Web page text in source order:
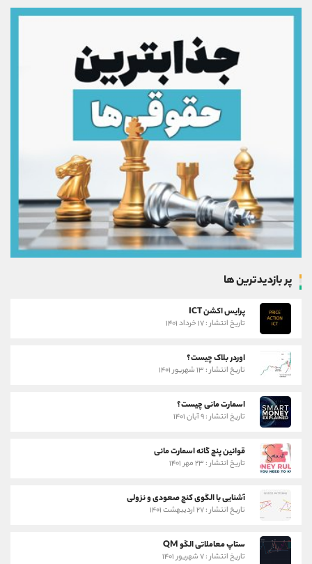
پر بازدیدترین ها
پرایس اکشن ICT
تاریخ انتشار : ۱۷ خرداد ۱۴۰۱
اوردر بلاک چیست؟
تاریخ انتشار : ۱۳ شهریور ۱۴۰۱
اسمارت مانی چیست؟
تاریخ انتشار : ۹ آبان ۱۴۰۱
قوانین پنج گانه اسمارت مانی
تاریخ انتشار : ۲۳ مهر ۱۴۰۱
آشنایی با الگوی کنج صعودی و نزولی
تاریخ انتشار : ۲۷ اردیبهشت ۱۴۰۱
ستاپ معاملاتی الگو QM
تاریخ انتشار : ۷ شهریور ۱۴۰۱